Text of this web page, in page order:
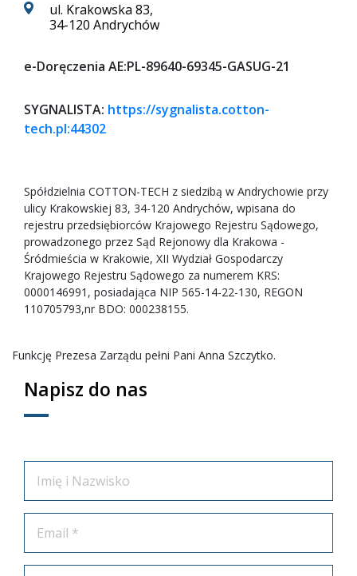
ul. Krakowska 83,
34-120 Andrychów
e-Doręczenia AE:PL-89640-69345-GASUG-21
SYGNALISTA: https://sygnalista.cotton-
tech.pl:44302
Spółdzielnia COTTON-TECH z siedzibą w Andrychowie przy
ulicy Krakowskiej 83, 34-120 Andrychów, wpisana do
rejestru przedsiębiorców Krajowego Rejestru Sądowego,
prowadzonego przez Sąd Rejonowy dla Krakowa -
Śródmieścia w Krakowie, XII Wydział Gospodarczy
Krajowego Rejestru Sądowego za numerem KRS:
0000146991, posiadająca NIP 565-14-22-130, REGON
110705793,nr BDO: 000238155.
Funkcję Prezesa Zarządu pełni Pani Anna Szczytko.
Napisz do nas